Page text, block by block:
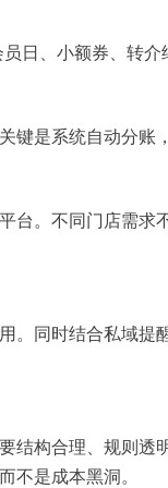
日、小额券、转介
是系统自动分账
台。不同门店需求
。同时结合私域提
结构合理、规则透
不是成本黑洞。